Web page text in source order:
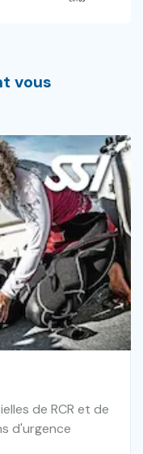
vous
de RCR et de
d'urgence